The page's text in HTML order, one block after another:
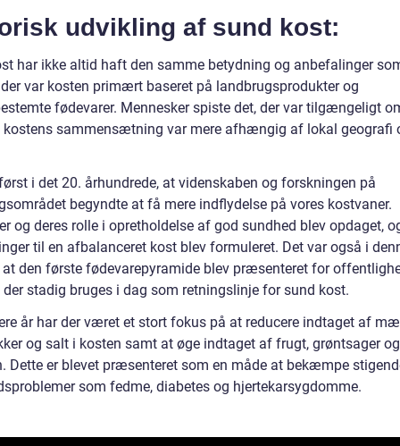
udvikling af sund kost:
har ikke altid haft den samme betydning og anbefalinger
var kosten primært baseret på landbrugsprodukter og
fødevarer. Mennesker spiste det, der var tilgængeligt
kostens sammensætning var mere afhængig af lokal geografi
i det 20. århundrede, at videnskaben og forskningen på
begyndte at få mere indflydelse på vores kostvaner.
og deres rolle i opretholdelse af god sundhed blev opdaget,
til en afbalanceret kost blev formuleret. Det var også i
at den første fødevarepyramide blev præsenteret for
stadig bruges i dag som retningslinje for sund kost.
år har der været et stort fokus på at reducere indtaget af
og salt i kosten samt at øge indtaget af frugt, grøntsager og
Dette er blevet præsenteret som en måde at bekæmpe
som fedme, diabetes og hjertekarsygdomme.